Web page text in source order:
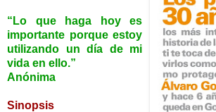
“Lo que haga hoy es
importante porque estoy
utilizando un día de mi
vida en ello.”
Anónima
Sinopsis